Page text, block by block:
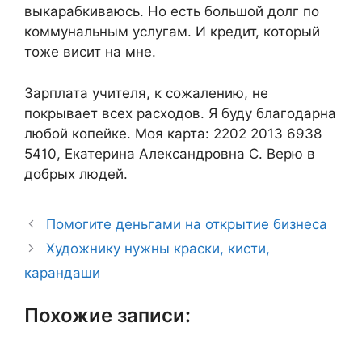
выкарабкиваюсь. Но есть большой долг по
коммунальным услугам. И кредит, который
тоже висит на мне.
Зарплата учителя, к сожалению, не
покрывает всех расходов. Я буду благодарна
любой копейке. Моя карта: 2202 2013 6938
5410, Екатерина Александровна С. Верю в
добрых людей.
Помогите деньгами на открытие бизнеса
Художнику нужны краски, кисти,
карандаши
Похожие записи: